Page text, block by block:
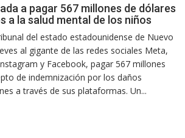
a pagar 567 millones de dólares
a la salud mental de los niños
del estado estadounidense de Nuevo
al gigante de las redes sociales Meta,
y Facebook, pagar 567 millones
de indemnización por los daños
a través de sus plataformas. Un...